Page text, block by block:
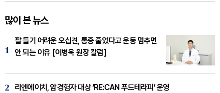
많이 본 뉴스
1
팔 들기 어려운 오십견, 통증 줄었다고 운동 멈추면
안 되는 이유 [이병욱 원장 칼럼]
2 리엔에이치, 암경험자 대상 ‘RE:CAN 푸드테라피’ 운영